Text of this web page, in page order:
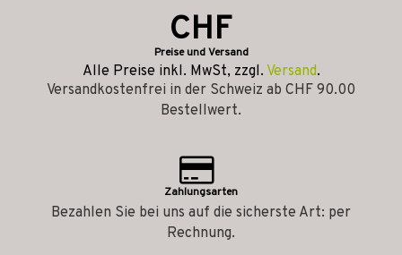
CHF
Preise und Versand
Alle Preise inkl. MwSt, zzgl. Versand.
Versandkostenfrei in der Schweiz ab CHF 90.00
Bestellwert.
Zahlungsarten
Bezahlen Sie bei uns auf die sicherste Art: per
Rechnung.